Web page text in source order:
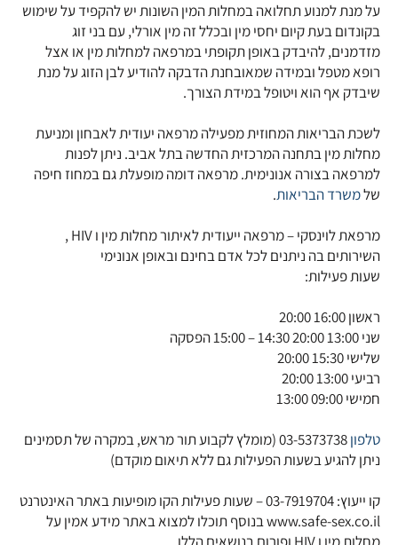
על מנת למנוע תחלואה במחלות המין השונות יש להקפיד על שימוש
בקונדום בעת קיום יחסי מין ובכלל זה מין אורלי, עם בני זוג
מזדמנים, להיבדק באופן תקופתי במרפאה למחלות מין או אצל
רופא מטפל ובמידה שמאובחנת הדבקה להודיע לבן הזוג על מנת
שיבדק אף הוא ויטופל במידת הצורך.
לשכת הבריאות המחוזית מפעילה מרפאה יעודית לאבחון ומניעת
מחלות מין בתחנה המרכזית החדשה בתל אביב. ניתן לפנות
למרפאה בצורה אנונימית. מרפאה דומה מופעלת גם במחוז חיפה
שלמשרד הבריאות.
מרפאת לוינסקי – מרפאה ייעודית לאיתור מחלות מין ו HIV ,
השירותים בה ניתנים לכל אדם בחינם ובאופן אנונימי
שעות פעילות:
ראשון 16:00 20:00
שני 13:00 20:00 14:30 – 15:00 הפסקה
שלישי 15:30 20:00
רביעי 13:00 20:00
חמישי 09:00 13:00
טלפון
03-5373738 (מומלץ לקבוע תור מראש, במקרה של תסמינים
ניתן להגיע בשעות הפעילות גם ללא תיאום מוקדם)
קו ייעוץ: 03-7919704 – שעות פעילות הקו מופיעות באתר האינטרנט
www.safe-sex.co.il בנוסף תוכלו למצוא באתר מידע אמין על